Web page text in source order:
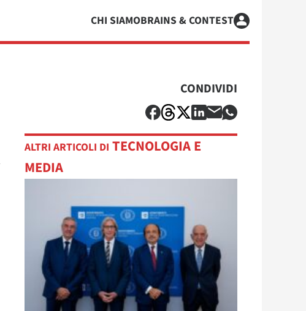
CHI SIAMOBRAINS & CONTEST
CONDIVIDI
ALTRI ARTICOLI DI TECNOLOGIA E
MEDIA